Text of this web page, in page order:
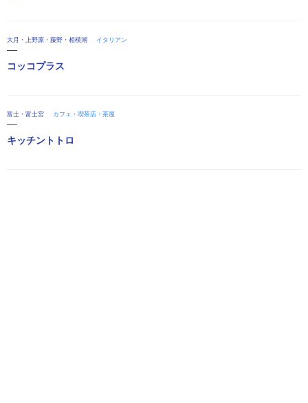
大月・上野原・藤野・相模湖 イタリアン
コッコプラス
富士・富士宮 カフェ・喫茶店・茶屋
キッチントトロ